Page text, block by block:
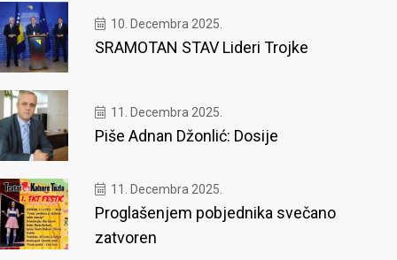
10. Decembra 2025.
SRAMOTAN STAV Lideri Trojke
11. Decembra 2025.
Piše Adnan Džonlić: Dosije
11. Decembra 2025.
Proglašenjem pobjednika svečano
zatvoren